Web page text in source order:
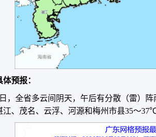
体预报：
，全省多云间阴天，午后有分散（雷）
江、茂名、云浮、河源和梅州市县35～